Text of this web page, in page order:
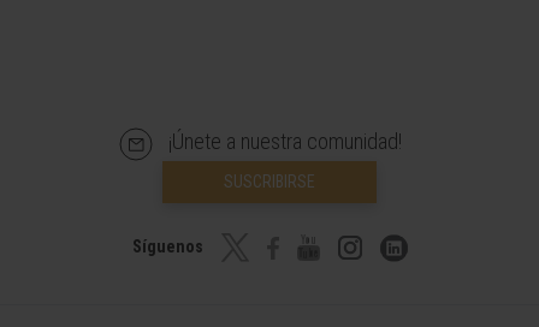
¡Únete a nuestra comunidad!
SUSCRIBIRSE
Síguenos